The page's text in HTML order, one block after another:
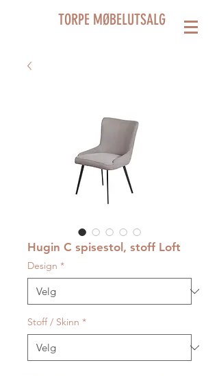
TORPE MØBELUTSALG
Hugin C spisestol, stoff Loft
Design *
Stoff / Skinn *